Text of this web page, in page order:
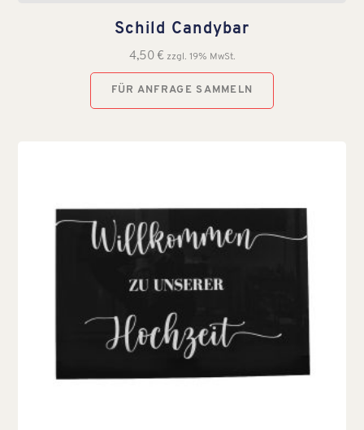
Schild Candybar
4,50 € zzgl. 19% MwSt.
FÜR ANFRAGE SAMMELN